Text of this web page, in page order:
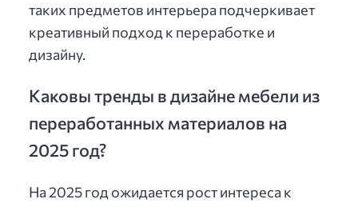
таких предметов интерьера подчеркивает
креативный подход к переработке и
дизайну.
Каковы тренды в дизайне мебели из
переработанных материалов на
2025 год?
На 2025 год ожидается рост интереса к